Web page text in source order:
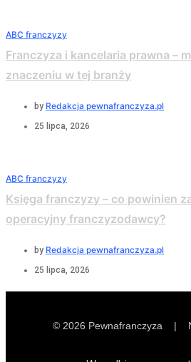
ABC franczyzy
Franczyza i kancelaria prawna –
znaczeniu w tej branży
by Redakcja pewnafranczyza.pl
25 lipca, 2026
ABC franczyzy
Księga franczyzy – co powinien
operacyjny franczyzodawcy?
by Redakcja pewnafranczyza.pl
25 lipca, 2026
© 2026 Pewnafranczyza |